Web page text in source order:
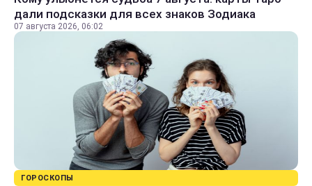
дали подсказки для всех знаков Зодиака
07 августа 2026, 06:02
ГОРОСКОПЫ